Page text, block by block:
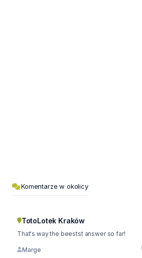
Komentarze w okolicy
TotoLotek Kraków
That's way the beestst answer so far!
Marge